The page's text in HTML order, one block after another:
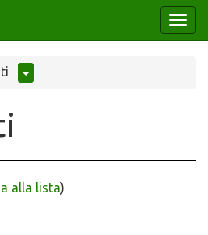
alla lista)